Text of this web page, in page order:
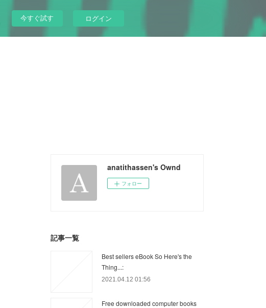
今すぐ試す ログイン
anatithassen's Ownd
フォロー
記事一覧
Best sellers eBook So Here's the
Thing...:
2021.04.12 01:56
Free downloaded computer books